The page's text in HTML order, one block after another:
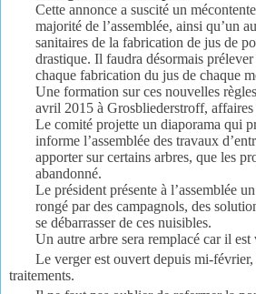
Cette annonce a suscité un
majorité de l’assemblée, ainsi qu’un
sanitaires de la fabrication de jus de
drastique. Il faudra désormais
chaque fabrication du jus de chaque
Une formation sur ces nouvelles
avril 2015 à Grosbliederstroff, affaires
Le comité projette un diaporama qui
informe l’assemblée des travaux
apporter sur certains arbres, que les
abandonné.
Le président présente à l’assemblée
rongé par des campagnols, des
se débarrasser de ces nuisibles.
Un autre arbre sera remplacé car il est
Le verger est ouvert depuis mi-
traitements.